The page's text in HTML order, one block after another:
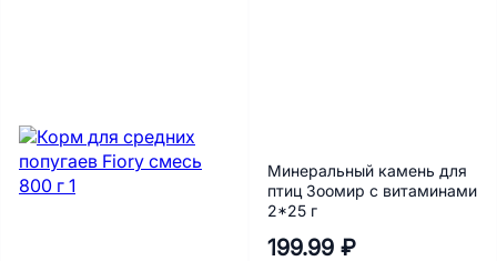
Минеральный камень для
птиц Зоомир с витаминами
2*25 г
199.99 ₽